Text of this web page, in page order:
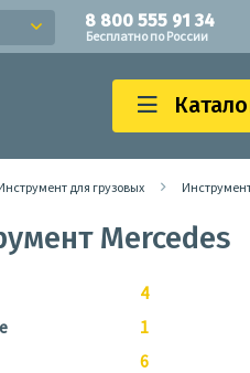
8 800 555 91 34
Бесплатно по России
для грузовых
Mercedes
4
1
6